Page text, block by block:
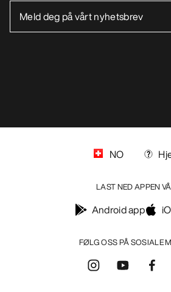
FØLG OSS PÅ SOSIALE
NO
LAST NED APPEN
Android app